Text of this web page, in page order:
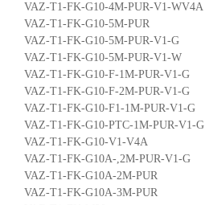
VAZ-T1-FK-G10-4M-PUR-V1-WV4A
VAZ-T1-FK-G10-5M-PUR
VAZ-T1-FK-G10-5M-PUR-V1-G
VAZ-T1-FK-G10-5M-PUR-V1-W
VAZ-T1-FK-G10-F-1M-PUR-V1-G
VAZ-T1-FK-G10-F-2M-PUR-V1-G
VAZ-T1-FK-G10-F1-1M-PUR-V1-G
VAZ-T1-FK-G10-PTC-1M-PUR-V1-G
VAZ-T1-FK-G10-V1-V4A
VAZ-T1-FK-G10A-,2M-PUR-V1-G
VAZ-T1-FK-G10A-2M-PUR
VAZ-T1-FK-G10A-3M-PUR